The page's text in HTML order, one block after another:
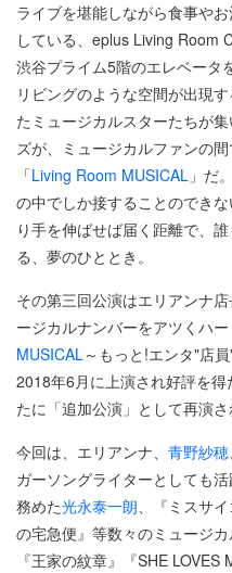
ライブを堪能しながら食事や
している、eplus Living Room
渋谷プライム5階のエレベータ
リビングのような空間が出現
たミュージカルスターたちが
ズが、ミュージカルファンの
「Living Room MUSICAL 」だ
の中でしか接することのでき
り手を伸ばせば届く距離で、
る、夢のひととき。
その第三回公演はエリアンナ
ージカルナンバーをアツくハ
MUSICAL～もっと!エンタ"店
2018年6月に上演され好評を
たに「追加公演」として再演さ
今回は、エリアンナ、 青野紗穂、
ガーソングライターとしても
務めた光永泰一朗、『ミスサ
の宅急便』等数々のミュージカ
『王家の紋章』『SHE